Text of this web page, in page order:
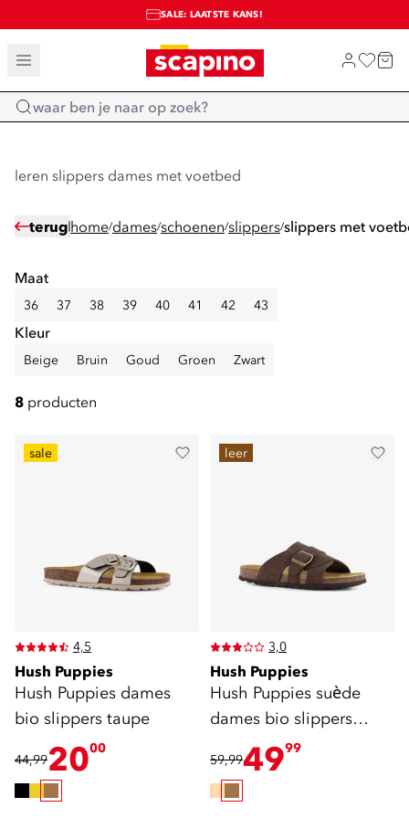
TOT 70% KORTING OP SALE
SALE: LAATSTE KANS!
SHOP NIEUW
Home
leren slippers dames met voetbed
terug home/dames/schoenen/slippers/slippers met
Maat
36 37 38 39 40 41 42 43
Kleur
Beige Bruin Goud Groen Zwart
8 producten
sale
4,5
Hush Puppies
Hush Puppies dames
bio slippers taupe
44,992000
leer
3,0
Hush Puppies
Hush Puppies suède
dames bio slippers
59,994999